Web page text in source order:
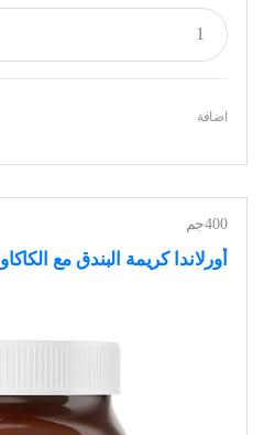
اضافة
400جم
أورلاندا كريمة البندق مع الكاكاو 400جم